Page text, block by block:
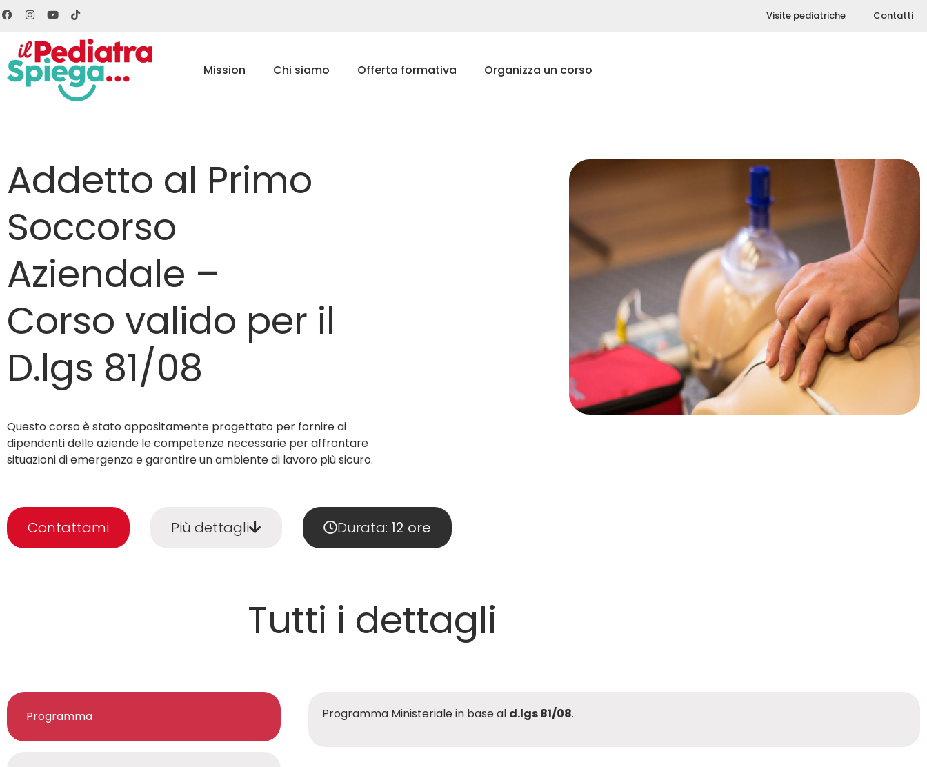
Visite pediatriche Contatti
Mission Chi siamo Offerta formativa Organizza un corso
Addetto al Primo
Soccorso
Aziendale –
Corso valido per il
D.lgs 81/08
Questo corso è stato appositamente progettato per fornire ai
dipendenti delle aziende le competenze necessarie per affrontare
situazioni di emergenza e garantire un ambiente di lavoro più sicuro.
Contattami Più dettagli Durata: 12 ore
Tutti i dettagli
Programma Programma Ministeriale in base al d.lgs 81/08.